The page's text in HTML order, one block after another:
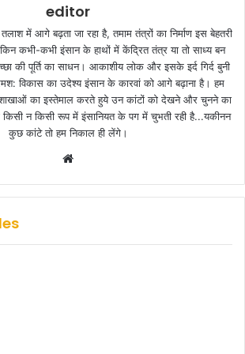
editor
में आगे बढ़ता जा रहा है, तमाम तंत्रों का निर्माण इस बेहतरी
कभी-कभी इंसान के हाथों में केंद्रित तंत्र या तो साध्य बन
की पूर्ति का साधन। आकाशीय लोक और इसके इर्द गिर्द बुनी
विकास का उदेश्य इंसान के कारवां को आगे बढ़ाना है। हम
शाखाओं का इस्तेमाल करते हुये उन कांटों को देखने और चुनने का
न किसी रूप में इंसानियत के पग में चुभती रही है...यकीनन
कुछ कांटे तो हम निकाल ही लेंगे।
b